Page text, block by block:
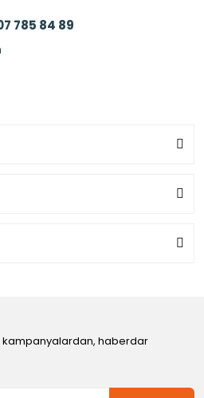
785 84 89
kampanyalardan, haberdar